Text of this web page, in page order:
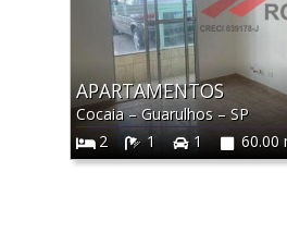
APARTAMENTOS
Cocaia–Guarulhos–SP
2
1 1 60.00